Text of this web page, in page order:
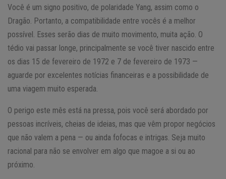
Você é um signo positivo, de polaridade Yang, assim como o
Dragão. Portanto, a compatibilidade entre vocês é a melhor
possível. Esses serão dias de muito movimento, muita ação. O
tédio vai passar longe, principalmente se você tiver nascido entre
os dias 15 de fevereiro de 1972 e 7 de fevereiro de 1973 —
aguarde por excelentes notícias financeiras e a possibilidade de
uma viagem muito esperada.
O perigo este mês está na pressa, pois você será abordado por
pessoas incríveis, cheias de ideias, mas que vêm propor negócios
que não valem a pena — ou ainda fofocas e intrigas. Seja muito
racional para não se envolver em algo que magoe a si ou ao
próximo.